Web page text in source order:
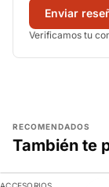
Enviar
Verificamos tu
RECOMENDADOS
También te
AGREGAR